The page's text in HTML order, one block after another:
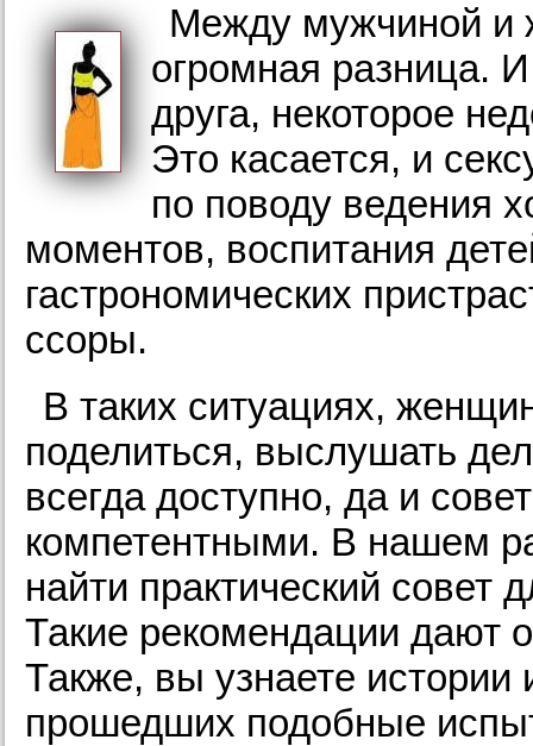
Между мужчиной и
огромная разница.
друга, некоторое
Это касается, и
по поводу ведения
моментов, воспитания
гастрономических
ссоры.
В таких ситуациях,
поделиться, выслушать
всегда доступно, да и
компетентными. В нашем
найти практический совет
Такие рекомендации дают
Также, вы узнаете
прошедших подобные